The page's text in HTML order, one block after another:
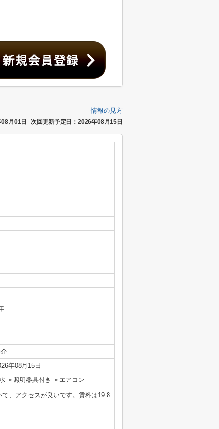
情報の見方
月01日 次回更新予定日：2026年08月15日
年08月15日
照明器具付き エアコン
、アクセスが良いです。賃料は19.8